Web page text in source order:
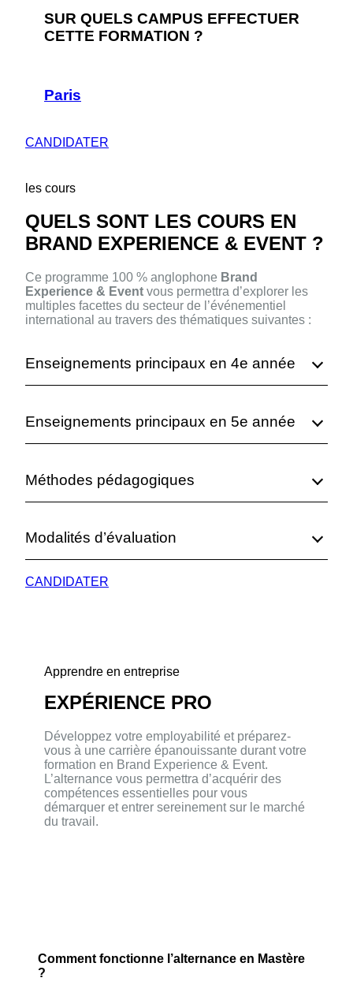
SUR QUELS CAMPUS EFFECTUER
CETTE FORMATION ?
Paris
CANDIDATER
les cours
QUELS SONT LES COURS EN
BRAND EXPERIENCE & EVENT ?
Ce programme 100 % anglophone Brand
Experience & Event vous permettra d’explorer les
multiples facettes du secteur de l’événementiel
international au travers des thématiques suivantes :
Enseignements principaux en 4e année
Enseignements principaux en 5e année
Méthodes pédagogiques
Modalités d’évaluation
CANDIDATER
Apprendre en entreprise
EXPÉRIENCE PRO
Développez votre employabilité et préparez-
vous à une carrière épanouissante durant votre
formation en Brand Experience & Event.
L’alternance vous permettra d’acquérir des
compétences essentielles pour vous
démarquer et entrer sereinement sur le marché
du travail.
Comment fonctionne l’alternance en Mastère
?